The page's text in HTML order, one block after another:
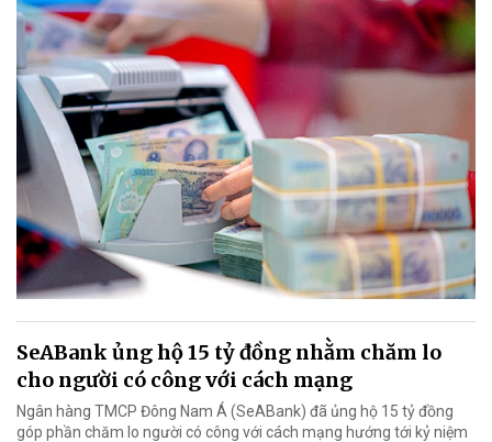
SeABank ủng hộ 15 tỷ đồng nhằm chăm lo
cho người có công với cách mạng
Ngân hàng TMCP Đông Nam Á (SeABank) đã ủng hộ 15 tỷ đồng
góp phần chăm lo người có công với cách mạng hướng tới kỷ niệm